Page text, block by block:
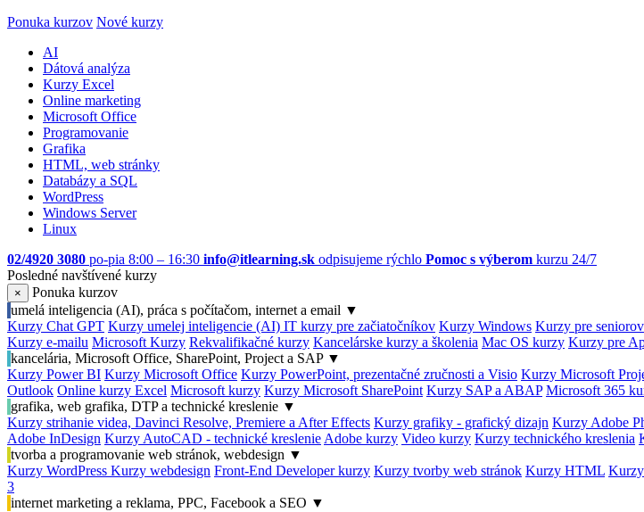
Ponuka kurzov Nové kurzy
AI
Dátová analýza
Kurzy Excel
Online marketing
Microsoft Office
Programovanie
Grafika
HTML, web stránky
Databázy a SQL
WordPress
Windows Server
Linux
02/4920 3080 po-pia 8:00 – 16:30 info@itlearning.sk odpisujeme rýchlo Pomoc s výberom kurzu 24/7
Posledné navštívené kurzy
×
Ponuka kurzov
umelá inteligencia (AI), práca s počítačom, internet a email ▼
Kurzy Chat GPT Kurzy umelej inteligencie (AI) IT kurzy pre začiatočníkov Kurzy Windows Kurzy pre seniorov
Kurzy e-mailu Microsoft Kurzy Rekvalifikačné kurzy Kancelárske kurzy a školenia Mac OS kurzy Kurzy pre
kancelária, Microsoft Office, SharePoint, Project a SAP ▼
Kurzy Power BI Kurzy Microsoft Office Kurzy PowerPoint, prezentačné zručnosti a Visio Kurzy Microsoft
Outlook Online kurzy Excel Microsoft kurzy Kurzy Microsoft SharePoint Kurzy SAP a ABAP Microsoft 365
grafika, web grafika, DTP a technické kreslenie ▼
Kurzy strihanie videa, Davinci Resolve, Premiere a After Effects Kurzy grafiky - grafický dizajn Kurzy Adobe
Adobe InDesign Kurzy AutoCAD - technické kreslenie Adobe kurzy Video kurzy Kurzy technického kreslenia
tvorba a programovanie web stránok, webdesign ▼
Kurzy WordPress Kurzy webdesign Front-End Developer kurzy Kurzy tvorby web stránok Kurzy HTML
3
internet marketing a reklama, PPC, Facebook a SEO ▼